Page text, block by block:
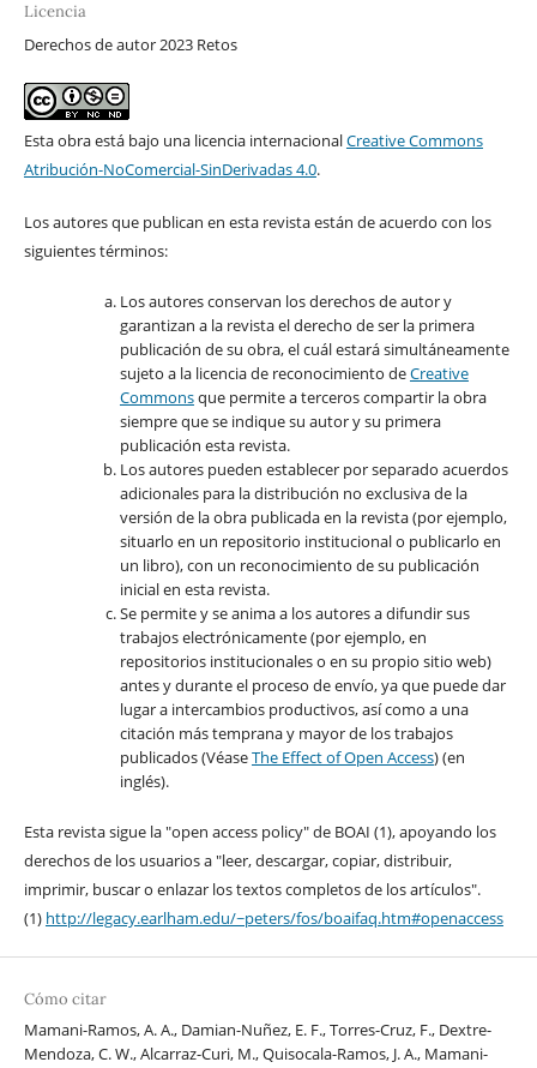
Licencia
Derechos de autor 2023 Retos
Esta obra está bajo una licencia internacionalCreative Commons
Atribución-NoComercial-SinDerivadas 4.0.
Los autores que publican en esta revista están de acuerdo con los
siguientes términos:
Los autores conservan los derechos de autor y
garantizan a la revista el derecho de ser la primera
publicación de su obra, el cuál estará simultáneamente
sujeto a la licencia de reconocimiento deCreative
Commonsque permite a terceros compartir la obra
siempre que se indique su autor y su primera
publicación esta revista.
Los autores pueden establecer por separado acuerdos
adicionales para la distribución no exclusiva de la
versión de la obra publicada en la revista (por ejemplo,
situarlo en un repositorio institucional o publicarlo en
un libro), con un reconocimiento de su publicación
inicial en esta revista.
Se permite y se anima a los autores a difundir sus
trabajos electrónicamente (por ejemplo, en
repositorios institucionales o en su propio sitio web)
antes y durante el proceso de envío, ya que puede dar
lugar a intercambios productivos, así como a una
citación más temprana y mayor de los trabajos
publicados (VéaseThe Effect of Open Access) (en
inglés).
Esta revista sigue la "open access policy" de BOAI (1), apoyando los
derechos de los usuarios a "leer, descargar, copiar, distribuir,
imprimir, buscar o enlazar los textos completos de los artículos".
(1) http://legacy.earlham.edu/~peters/fos/boaifaq.htm#openaccess
Cómo citar
Mamani-Ramos, A. A., Damian-Nuñez, E. F., Torres-Cruz, F., Dextre-
Mendoza, C. W., Alcarraz-Curi, M., Quisocala-Ramos, J. A., Mamani-